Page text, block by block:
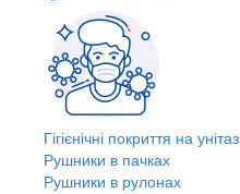
Гігієнічні покриття на унітаз
Рушники в пачках
Рушники в рулонах